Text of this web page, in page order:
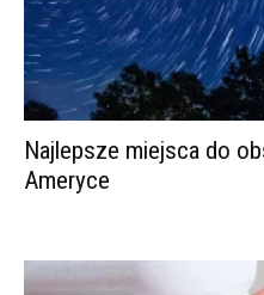
Najlepsze miejsca do
Ameryce